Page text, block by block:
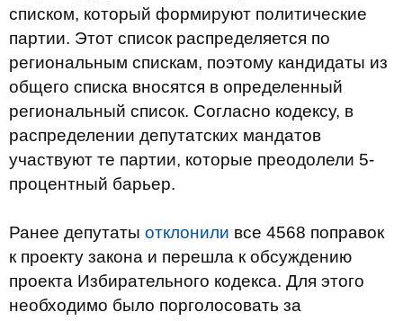
списком, который формируют политические
партии. Этот список распределяется по
региональным спискам, поэтому кандидаты из
общего списка вносятся в определенный
региональный список. Согласно кодексу, в
распределении депутатских мандатов
участвуют те партии, которые преодолели 5-
процентный барьер.
Ранее депутаты отклонили все 4568 поправок
к проекту закона и перешла к обсуждению
проекта Избирательного кодекса. Для этого
необходимо было порголосовать за